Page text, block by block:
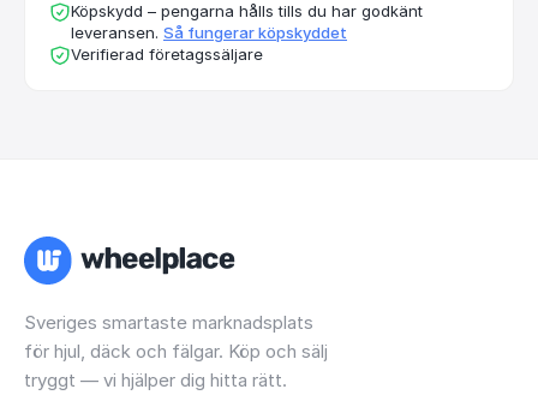
Köpskydd – pengarna hålls tills du har godkänt
leveransen. Så fungerar köpskyddet
Verifierad företagssäljare
Sveriges smartaste marknadsplats
för hjul, däck och fälgar. Köp och sälj
tryggt — vi hjälper dig hitta rätt.